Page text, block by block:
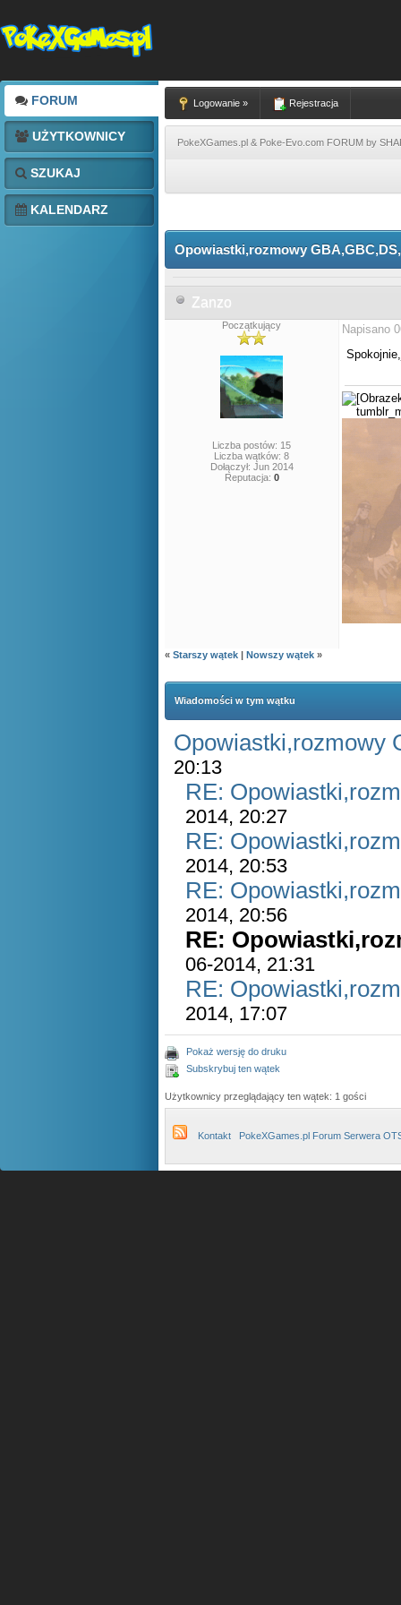
FORUM
UŻYTKOWNICY
SZUKAJ
KALENDARZ
Logowanie » Rejestracja
PokeXGames.pl & Poke-Evo.com FORUM by
Opowiastki,rozmowy
Zanzo
Początkujący
Liczba postów: 15
Liczba wątków: 8
Dołączył: Jun 2014
Reputacja: 0
Napisano
« Starszy wątek | Nowszy wątek »
Wiadomości w tym wątku
Opowiastki,rozmowy
20:13
RE:
2014, 20:27
RE:
2014, 20:53
RE:
2014, 20:56
RE:
06-2014, 21:31
RE:
2014, 17:07
Pokaż wersję do druku
Subskrybuj ten wątek
Użytkownicy przeglądający ten wątek: 1 gości
Kontakt PokeXGames.pl Forum Serwera